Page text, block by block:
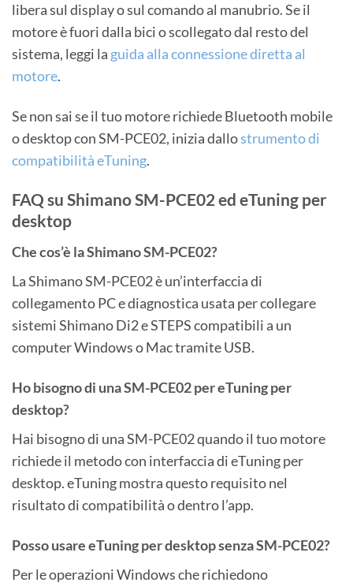
libera sul display o sul comando al manubrio. Se il
motore è fuori dalla bici o scollegato dal resto del
sistema, leggi la guida alla connessione diretta al
motore.
Se non sai se il tuo motore richiede Bluetooth mobile
o desktop con SM-PCE02, inizia dallostrumento di
compatibilità eTuning.
FAQ su Shimano SM-PCE02 ed eTuning per
desktop
Che cos’è la Shimano SM-PCE02?
La Shimano SM-PCE02 è un’interfaccia di
collegamento PC e diagnostica usata per collegare
sistemi Shimano Di2 e STEPS compatibili a un
computer Windows o Mac tramite USB.
Ho bisogno di una SM-PCE02 per eTuning per
desktop?
Hai bisogno di una SM-PCE02 quando il tuo motore
richiede il metodo con interfaccia di eTuning per
desktop. eTuning mostra questo requisito nel
risultato di compatibilità o dentro l’app.
Posso usare eTuning per desktop senza SM-PCE02?
Per le operazioni Windows che richiedono